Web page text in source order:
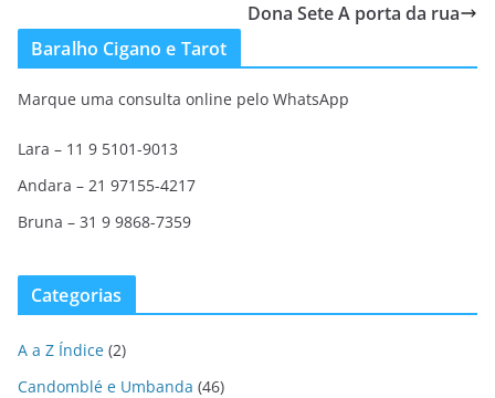
Dona Sete A porta da rua
Baralho Cigano e Tarot
Marque uma consulta online pelo WhatsApp
Lara – 11 9 5101-9013
Andara – 21 97155-4217
Bruna – 31 9 9868-7359
Categorias
A a Z Índice (2)
Candomblé e Umbanda (46)